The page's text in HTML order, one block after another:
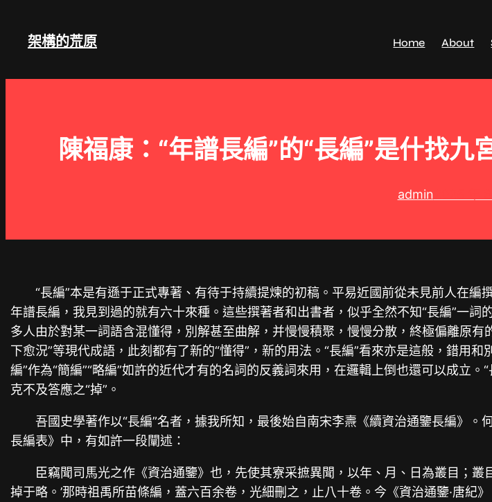
架構的荒原 Home About
陳福康：“年譜長編”的“長編”是什找
admin
“長編”本是有遜于正式專著、有待于持續提煉的初稿。平易近國前從未見前人在
年譜長編，我見到過的就有六十來種。這些撰著者和出書者，似乎全然不知“長編”一
多人由於對某一詞語含混懂得，別解甚至曲解，并慢慢積聚，慢慢分散，終極偏離原
下愈況”等現代成語，此刻都有了新的“懂得”，新的用法。“長編”看來亦是這般，錯用
編”作為“簡編”“略編”如許的近代才有的名詞的反義詞來用，在邏輯上倒也還可以成立
克不及答應之“掉”。
吾國史學著作以“長編”名者，據我所知，最後始自南宋李燾《續資治通鑒長編》
長編表》中，有如許一段闡述：
臣竊聞司馬光之作《資治通鑒》也，先使其寮采摭異聞，以年、月、日為叢目；
掉于略。’那時祖禹所苗條編，蓋六百余卷，光細刪之，止八十卷。今《資治通鑒·唐紀